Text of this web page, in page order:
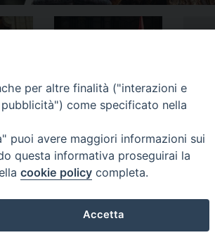
Diocesi
per altre finalità ("interazioni e
come specificato nella
puoi avere maggiori informazioni sui
questa informativa proseguirai la
cookie policy completa.
Accetta